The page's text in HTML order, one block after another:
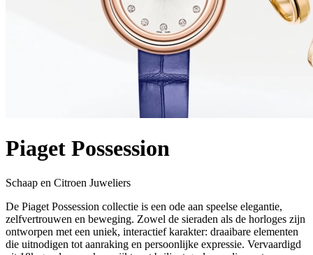
Piaget Possession
Schaap en Citroen Juweliers
De Piaget Possession collectie is een ode aan speelse elegantie,
zelfvertrouwen en beweging. Zowel de sieraden als de horloges zijn
ontworpen met een uniek, interactief karakter: draaibare elementen
die uitnodigen tot aanraking en persoonlijke expressie. Vervaardigd